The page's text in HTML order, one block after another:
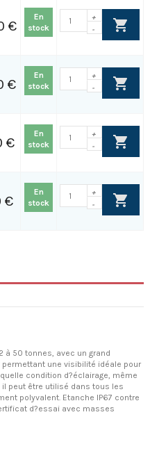
€
En
stock
+
-
€
En
stock
+
-
€
En
stock
+
-
€
En
stock
+
-
à 50 tonnes, avec un grand
permettant une visibilité idéale pour
condition d?éclairage, même
peut être utilisé dans tous les
polyvalent. Etanche IP67 contre
d?essai avec masses